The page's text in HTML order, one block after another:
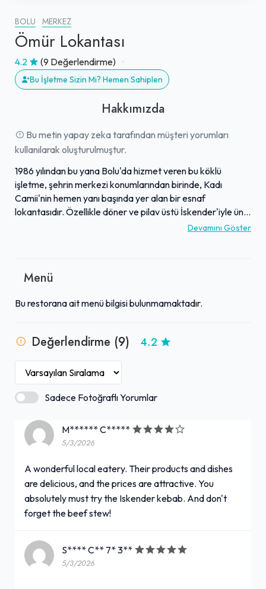
BOLU MERKEZ
Ömür Lokantası
4.2 (9 Değerlendirme)
Bu İşletme Sizin Mi? Hemen Sahiplen
Hakkımızda
Bu metin yapay zeka tarafından müşteri yorumları
kullanılarak oluşturulmuştur.
1986 yılından bu yana Bolu'da hizmet veren bu köklü
işletme, şehrin merkezi konumlarından birinde, Kadı
Camii'nin hemen yanı başında yer alan bir esnaf
lokantasıdır. Özellikle döner ve pilav üstü İskender'iyle ün
kazanmış olsa da, menüsünde taze ve lezzetli ev
sürdürmüştür. Zengin menüsü, damaklara hitap eden
şehri ziyaret edenlerin favori duraklarından biri haline
Devamını Göster
Menü
Bu restorana ait menü bilgisi bulunmamaktadır.
Değerlendirme (9) 4.2
Sadece Fotoğraflı Yorumlar
M****** C*****
5/3/2026
A wonderful local eatery. Their products and dishes
are delicious, and the prices are attractive. You
absolutely must try the Iskender kebab. And don't
forget the beef stew!
S**** C** 7* 3**
5/3/2026